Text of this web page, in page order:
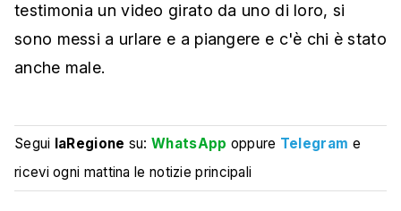
testimonia un video girato da uno di loro, si
sono messi a urlare e a piangere e c'è chi è stato
anche male.
Segui laRegione su:WhatsApp oppure Telegram e
ricevi ogni mattina le notizie principali